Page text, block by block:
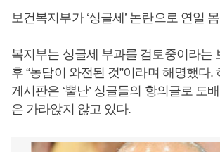
보건복지부가 ‘싱글세’ 논란으로 연일
복지부는 싱글세 부과를 검토중이라는
후 “농담이 와전된 것”이라며 해명했다.
게시판은 ‘뿔난’ 싱글들의 항의글로 도
은 가라앉지 않고 있다.